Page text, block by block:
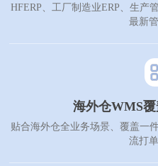
HFERP、工厂制造业ERP、生产
最新
海外仓WMS
贴合海外仓全业务场景、覆盖一
流打